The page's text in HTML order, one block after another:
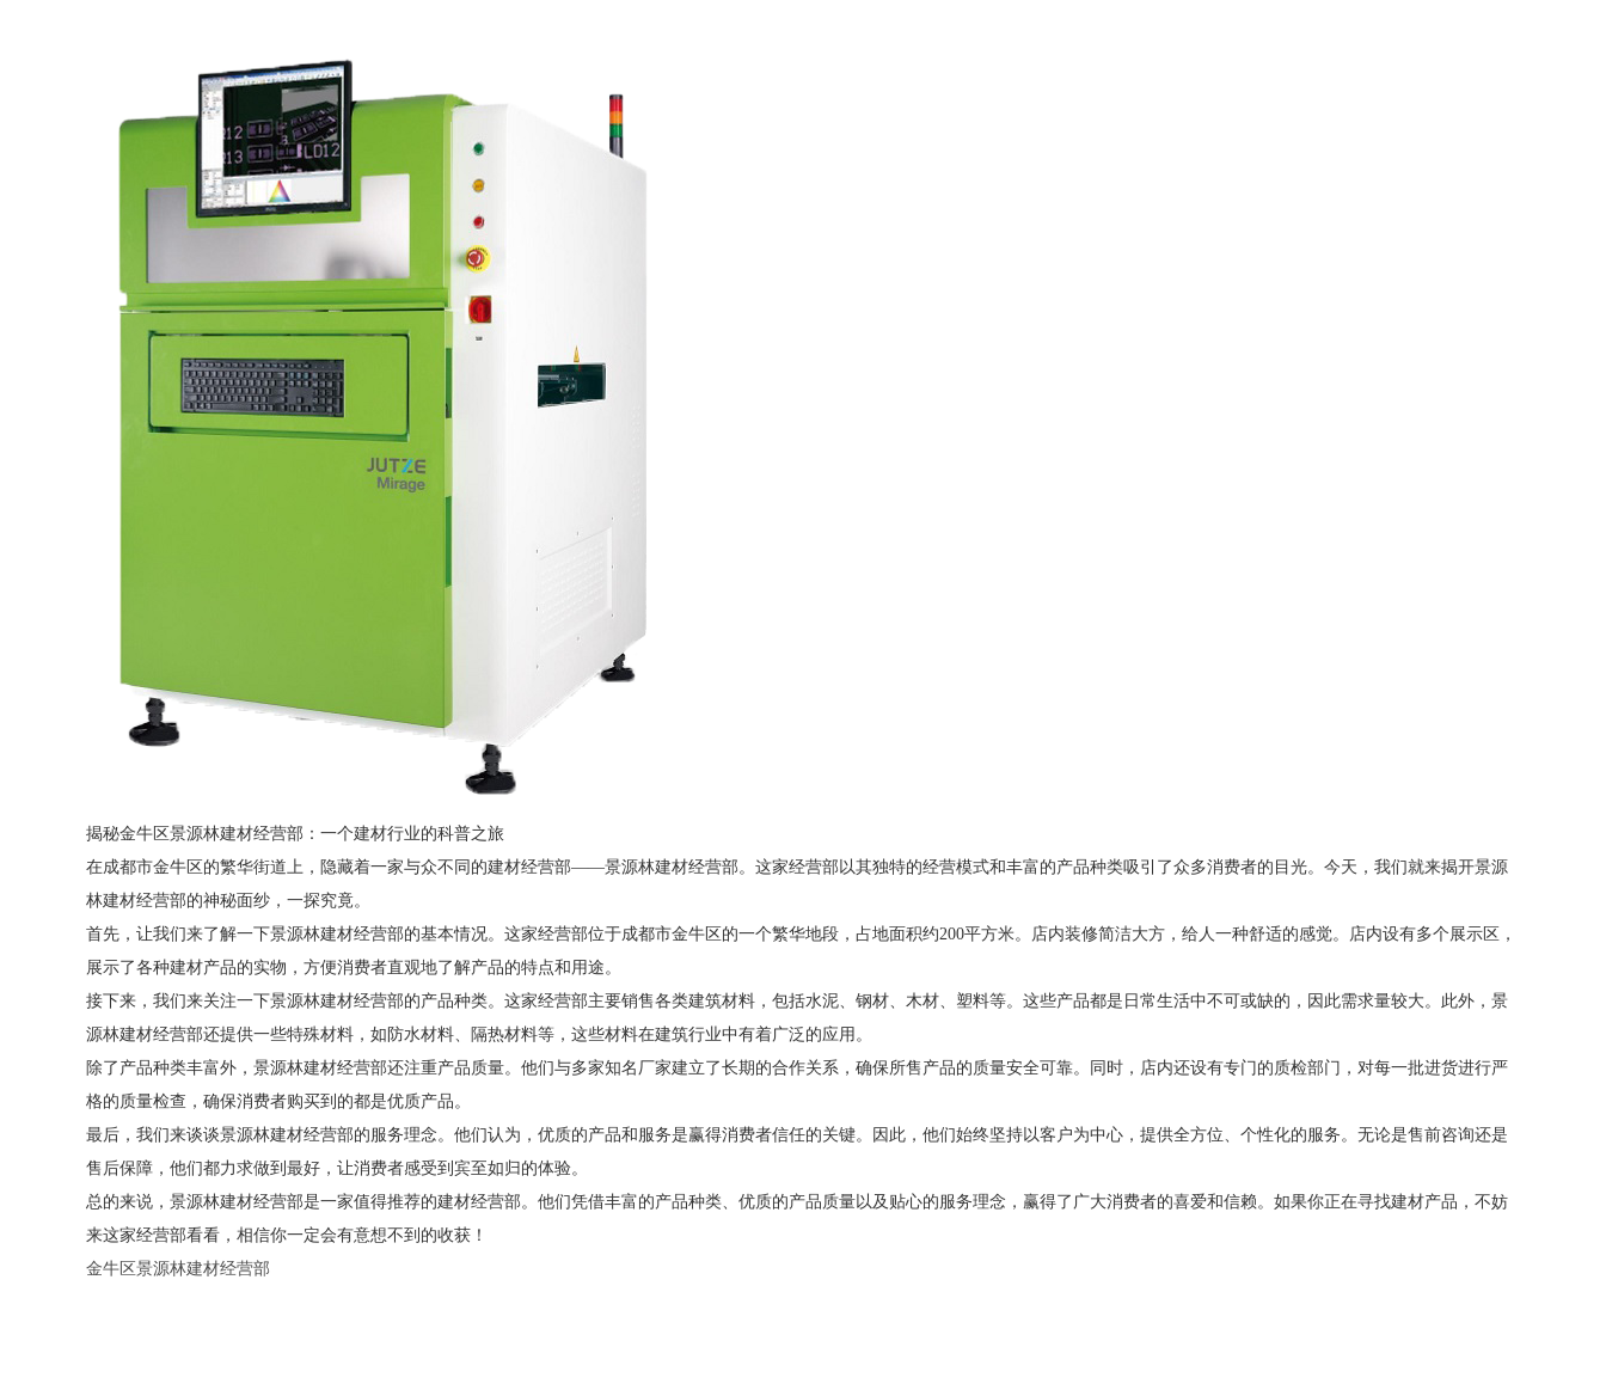
揭秘金牛区景源林建材经营部：一个建材行业的科普之旅
在成都市金牛区的繁华街道上，隐藏着一家与众不同的建材经营部——景源林建材经营部。这家经营部以其独特的经营模式和丰富的产品种类吸引了众多消费者的目光。今天，我们就来揭开景源
林建材经营部的神秘面纱，一探究竟。
首先，让我们来了解一下景源林建材经营部的基本情况。这家经营部位于成都市金牛区的一个繁华地段，占地面积约200平方米。店内装修简洁大方，给人一种舒适的感觉。店内设有多个展示区，
展示了各种建材产品的实物，方便消费者直观地了解产品的特点和用途。
接下来，我们来关注一下景源林建材经营部的产品种类。这家经营部主要销售各类建筑材料，包括水泥、钢材、木材、塑料等。这些产品都是日常生活中不可或缺的，因此需求量较大。此外，景
源林建材经营部还提供一些特殊材料，如防水材料、隔热材料等，这些材料在建筑行业中有着广泛的应用。
除了产品种类丰富外，景源林建材经营部还注重产品质量。他们与多家知名厂家建立了长期的合作关系，确保所售产品的质量安全可靠。同时，店内还设有专门的质检部门，对每一批进货进行严
格的质量检查，确保消费者购买到的都是优质产品。
最后，我们来谈谈景源林建材经营部的服务理念。他们认为，优质的产品和服务是赢得消费者信任的关键。因此，他们始终坚持以客户为中心，提供全方位、个性化的服务。无论是售前咨询还是
售后保障，他们都力求做到最好，让消费者感受到宾至如归的体验。
总的来说，景源林建材经营部是一家值得推荐的建材经营部。他们凭借丰富的产品种类、优质的产品质量以及贴心的服务理念，赢得了广大消费者的喜爱和信赖。如果你正在寻找建材产品，不妨
来这家经营部看看，相信你一定会有意想不到的收获！
金牛区景源林建材经营部